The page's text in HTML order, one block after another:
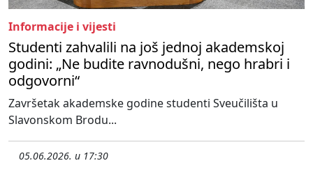
Informacije i vijesti
Studenti zahvalili na još jednoj akademskoj
godini: „Ne budite ravnodušni, nego hrabri i
odgovorni“
Završetak akademske godine studenti Sveučilišta u
Slavonskom Brodu...
05.06.2026. u 17:30